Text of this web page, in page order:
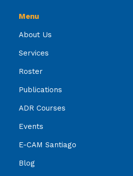
Menu
About Us
Services
Roster
Publications
ADR Courses
Events
E-CAM Santiago
Blog